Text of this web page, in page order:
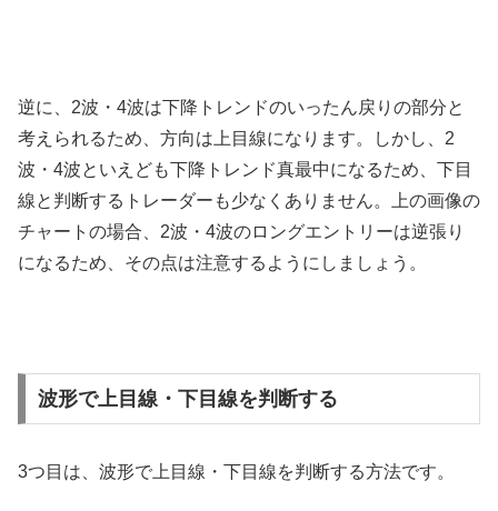
逆に、 2波・ 4波は下降トレンドのいったん戻りの部分と
考えられるため、方向は上目線になります。しかし、 2
波・ 4波といえども下降トレンド真最中になるため、下目
線と判断するトレーダーも少なくありません。上の画像の
チャートの場合、 2波・ 4波のロングエントリーは逆張り
になるため、その点は注意するようにしましょう。
波形で上目線・下目線を判断する
3つ目は、波形で上目線・下目線を判断する方法です。